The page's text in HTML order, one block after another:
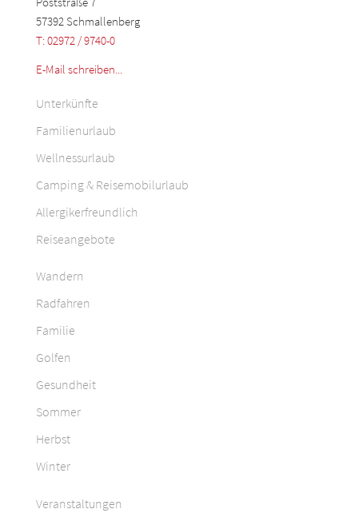
57392 Schmallenberg
T: 02972 / 9740-0
E-Mail schreiben...
Unterkünfte
Familienurlaub
Wellnessurlaub
Camping & Reisemobilurlaub
Allergikerfreundlich
Reiseangebote
Wandern
Radfahren
Familie
Golfen
Gesundheit
Sommer
Herbst
Winter
Veranstaltungen